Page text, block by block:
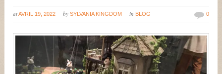
atAVRIL 19, 2022 by SYLVANIA KINGDOM in BLOG 0